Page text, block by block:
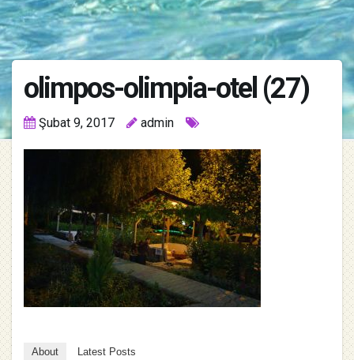
olimpos-olimpia-otel (27)
Şubat 9, 2017 admin
About Latest Posts